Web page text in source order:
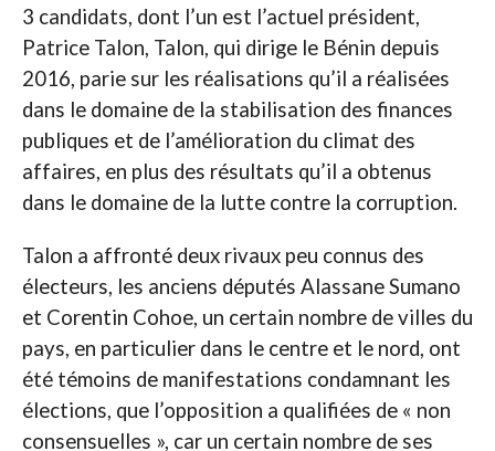
3 candidats, dont l’un est l’actuel président,
Patrice Talon, Talon, qui dirige le Bénin depuis
2016, parie sur les réalisations qu’il a réalisées
dans le domaine de la stabilisation des finances
publiques et de l’amélioration du climat des
affaires, en plus des résultats qu’il a obtenus
dans le domaine de la lutte contre la corruption.
Talon a affronté deux rivaux peu connus des
électeurs, les anciens députés Alassane Sumano
et Corentin Cohoe, un certain nombre de villes du
pays, en particulier dans le centre et le nord, ont
été témoins de manifestations condamnant les
élections, que l’opposition a qualifiées de « non
consensuelles », car un certain nombre de ses